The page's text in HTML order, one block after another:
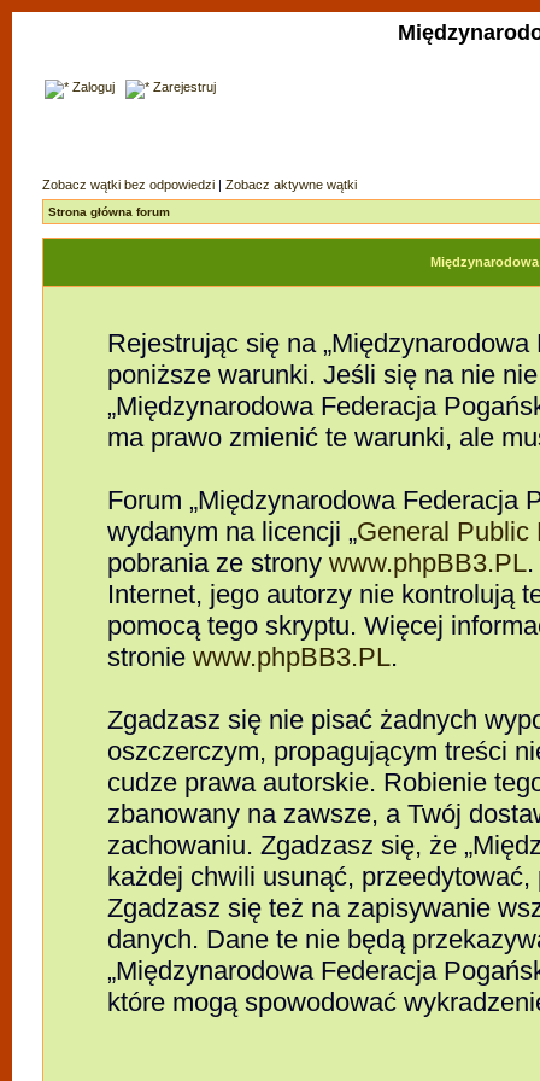
Zaloguj Zarejestruj
Zobacz wątki bez odpowiedzi | Zobacz aktywne wątki
Strona główna forum
Rejestrując się na
poniższe warunki. Jeśli się na nie
„Międzynarodowa Federacja
ma prawo zmienić te warunki, ale
Forum „Międzynarodowa Federacja
wydanym na licencji „General Public
pobrania ze strony www.phpBB3.PL
Internet, jego autorzy nie kontrolują
pomocą tego skryptu. Więcej
stronie www.phpBB3.PL.
Zgadzasz się nie pisać żadnych
oszczerczym, propagującym treści
cudze prawa autorskie. Robienie
zbanowany na zawsze, a Twój
zachowaniu. Zgadzasz się, że
każdej chwili usunąć,
Zgadzasz się też na zapisywanie
danych. Dane te nie będą
„Międzynarodowa Federacja
które mogą spowodować